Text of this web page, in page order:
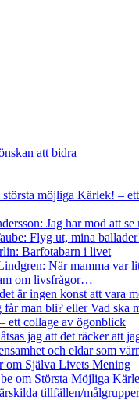
att bidra
möjliga Kärlek! –
Jag har mod att se
Flyg ut, mina
Barfotabarn i livet
När mamma var
om livsfrågor…
är ingen konst att vara
får man bli? eller Vad ska
ett collage av ögonblick
jag att det räcker att
och eldar som
om Själva Livets Mening
om Största Möjliga
tillfällen/